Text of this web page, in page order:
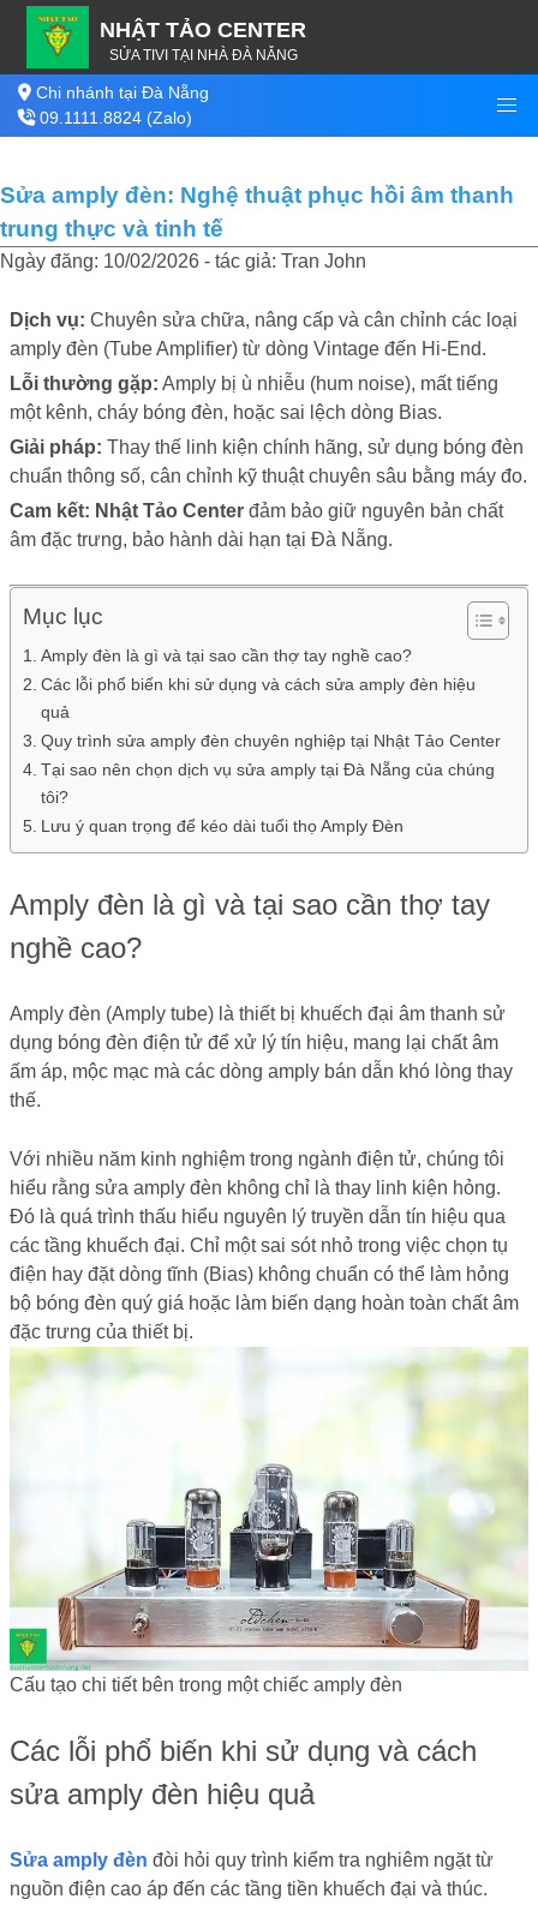
NHẬT TẢO CENTER
SỬA TIVI TẠI NHÀ ĐÀ NẴNG
Chi nhánh tại Đà Nẵng
09.1111.8824 (Zalo)
Sửa amply đèn: Nghệ thuật phục hồi âm thanh
trung thực và tinh tế
Ngày đăng: 10/02/2026 - tác giả: Tran John
Dịch vụ: Chuyên sửa chữa, nâng cấp và cân chỉnh các loại
amply đèn (Tube Amplifier) từ dòng Vintage đến Hi-End.
Lỗi thường gặp: Amply bị ù nhiễu (hum noise), mất tiếng
một kênh, cháy bóng đèn, hoặc sai lệch dòng Bias.
Giải pháp: Thay thế linh kiện chính hãng, sử dụng bóng đèn
chuẩn thông số, cân chỉnh kỹ thuật chuyên sâu bằng máy đo.
Cam kết: Nhật Tảo Center đảm bảo giữ nguyên bản chất
âm đặc trưng, bảo hành dài hạn tại Đà Nẵng.
Mục lục
Amply đèn là gì và tại sao cần thợ tay nghề cao?
Các lỗi phổ biến khi sử dụng và cách sửa amply đèn hiệu
quả
Quy trình sửa amply đèn chuyên nghiệp tại Nhật Tảo Center
Tại sao nên chọn dịch vụ sửa amply tại Đà Nẵng của chúng
tôi?
Lưu ý quan trọng để kéo dài tuổi thọ Amply Đèn
Amply đèn là gì và tại sao cần thợ tay
nghề cao?
Amply đèn (Amply tube) là thiết bị khuếch đại âm thanh sử
dụng bóng đèn điện tử để xử lý tín hiệu, mang lại chất âm
ấm áp, mộc mạc mà các dòng amply bán dẫn khó lòng thay
thế.
Với nhiều năm kinh nghiệm trong ngành điện tử, chúng tôi
hiểu rằng sửa amply đèn không chỉ là thay linh kiện hỏng.
Đó là quá trình thấu hiểu nguyên lý truyền dẫn tín hiệu qua
các tầng khuếch đại. Chỉ một sai sót nhỏ trong việc chọn tụ
điện hay đặt dòng tĩnh (Bias) không chuẩn có thể làm hỏng
bộ bóng đèn quý giá hoặc làm biến dạng hoàn toàn chất âm
đặc trưng của thiết bị.
Cấu tạo chi tiết bên trong một chiếc amply đèn
Các lỗi phổ biến khi sử dụng và cách
sửa amply đèn hiệu quả
Sửa amply đèn đòi hỏi quy trình kiểm tra nghiêm ngặt từ
nguồn điện cao áp đến các tầng tiền khuếch đại và thúc.